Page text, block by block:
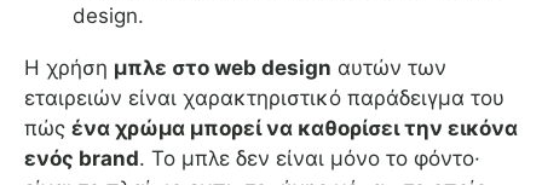
design.
Η χρήση μπλε στο web design αυτών των
εταιρειών είναι χαρακτηριστικό παράδειγμα του
πώς ένα χρώμα μπορεί να καθορίσει την εικόνα
ενός brand. Το μπλε δεν είναι μόνο το φόντο·